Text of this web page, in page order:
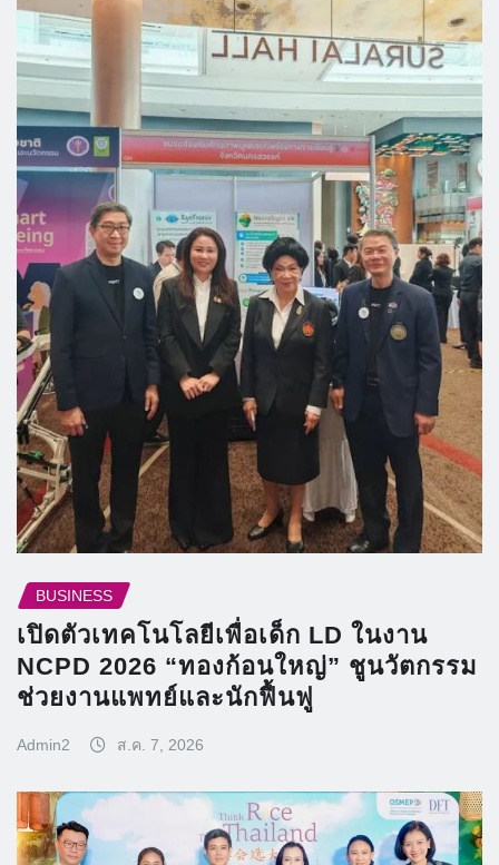
BUSINESS
เปิดตัวเทคโนโลยีเพื่อเด็ก LD ในงาน
NCPD 2026 “ทองก้อนใหญ่” ชูนวัตกรรม
ช่วยงานแพทย์และนักฟื้นฟู
Admin2 ส.ค. 7, 2026